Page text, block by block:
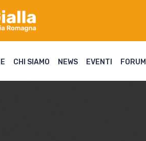
CHI SIAMO NEWS EVENTI